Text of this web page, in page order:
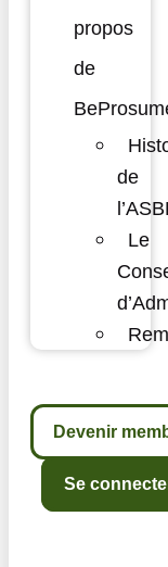
propos
de
de
Le
Devenir
Se